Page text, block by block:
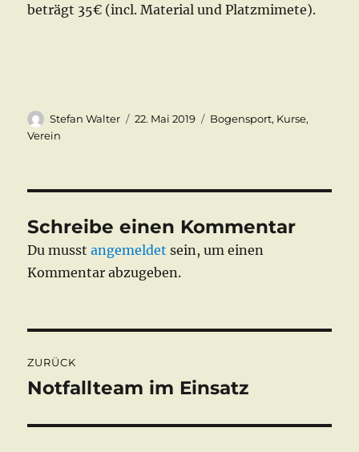
beträgt 35€ (incl. Material und Platzmimete).
Autor
Stefan Walter
Veröffentlicht
22. Mai 2019 Kategorien
Bogensport, Kurse,
Verein
Schreibe einen Kommentar
Du musstangemeldet sein, um einen
Kommentar abzugeben.
ZURÜCK
Vorheriger
Notfallteam im Einsatz